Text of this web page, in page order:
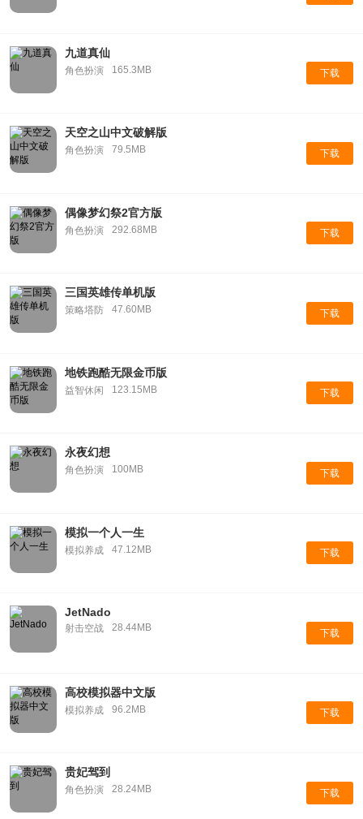
九道真仙
角色扮演 165.3MB 下载
天空之山中文破解版
角色扮演 79.5MB 下载
偶像梦幻祭2官方版
角色扮演 292.68MB 下载
三国英雄传单机版
策略塔防 47.60MB 下载
地铁跑酷无限金币版
益智休闲 123.15MB 下载
永夜幻想
角色扮演 100MB 下载
模拟一个人一生
模拟养成 47.12MB 下载
JetNado
射击空战 28.44MB 下载
高校模拟器中文版
模拟养成 96.2MB 下载
贵妃驾到
角色扮演 28.24MB 下载